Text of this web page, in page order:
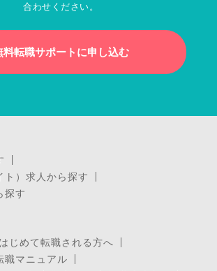
合わせください。
料転職サポートに申し込む
ト）求人から探す
探す
はじめて転職される方へ
職マニュアル